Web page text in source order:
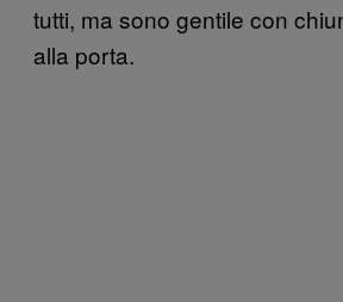
tutti, ma sono gentile con
alla porta.